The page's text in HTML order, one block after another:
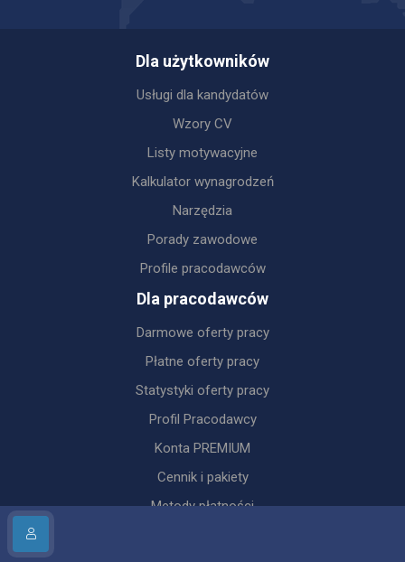
Dla użytkowników
Usługi dla kandydatów
Wzory CV
Listy motywacyjne
Kalkulator wynagrodzeń
Narzędzia
Porady zawodowe
Profile pracodawców
Dla pracodawców
Darmowe oferty pracy
Płatne oferty pracy
Statystyki oferty pracy
Profil Pracodawcy
Konta PREMIUM
Cennik i pakiety
Metody płatności